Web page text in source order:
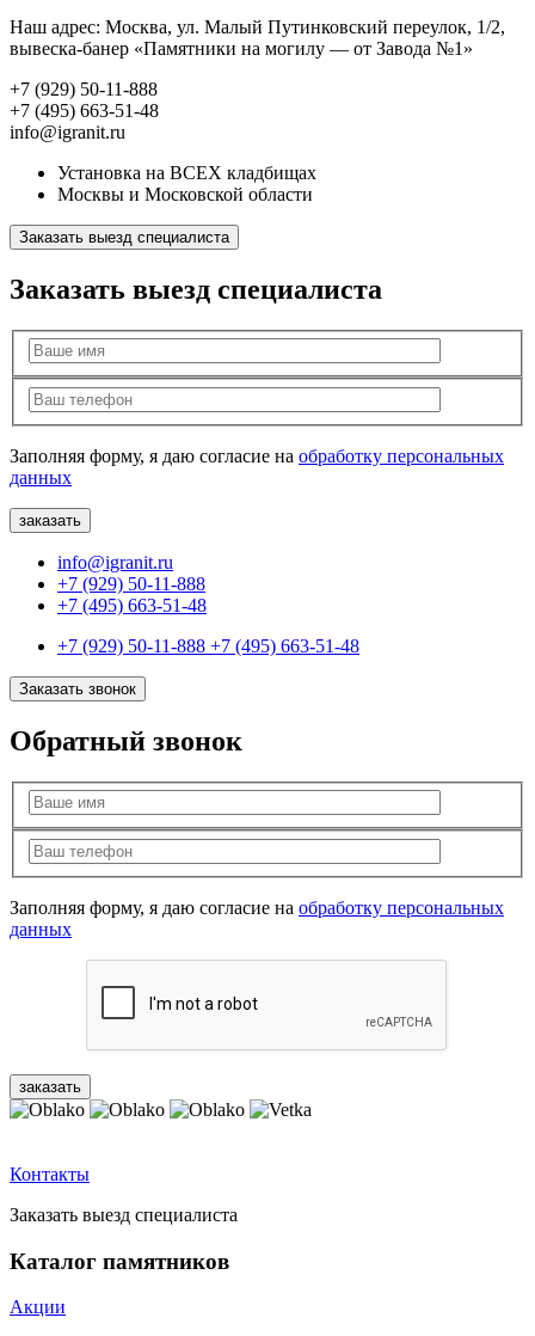
Наш адрес: Москва, ул. Малый Путинковский переулок, 1/2,
вывеска-банер «Памятники на могилу — от Завода №1»
+7 (929) 50-11-888
+7 (495) 663-51-48
info@igranit.ru
Установка на ВСЕХ кладбищах
Москвы и Московской области
Заказать выезд специалиста
Заказать выезд специалиста
Заполняя форму, я даю согласие на обработку персональных
данных
info@igranit.ru
+7 (929) 50-11-888
+7 (495) 663-51-48
+7 (929) 50-11-888 +7 (495) 663-51-48
Заказать звонок
Обратный звонок
Заполняя форму, я даю согласие на обработку персональных
данных
Контакты
Заказать выезд специалиста
Каталог памятников
Акции